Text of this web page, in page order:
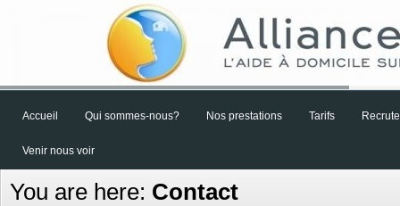
Accueil Qui sommes-nous? Nos prestations Tarifs
Venir nous voir
You are here: Contact